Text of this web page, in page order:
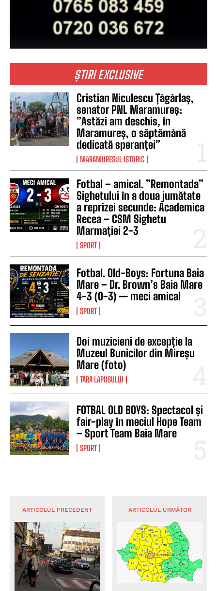
ȘTIRI EXCLUSIVE
Cristian Niculescu Țâgârlaș,
senator PNL Maramureș:
”Astăzi am deschis, în
Maramureș, o săptămână
dedicată speranței”
MARAMURESUL ISTORIC
Fotbal – amical. ”Remontada”
Sighetului în a doua jumătate
a reprizei secunde: Academica
Recea – CSM Sighetu
Marmației 2-3
SPORT
Fotbal. Old-Boys: Fortuna Baia
Mare – Dr. Brown’s Baia Mare
4-3 (0-3) — meci amical
SPORT
Doi muzicieni de excepție la
Muzeul Bunicilor din Mireșu
Mare (foto)
TARA LAPUSULUI
FOTBAL OLD BOYS: Spectacol și
fair-play în meciul Hope Team
– Sport Team Baia Mare
SPORT
ARTICOLUL PRECEDENT ARTICOLUL URMĂTOR